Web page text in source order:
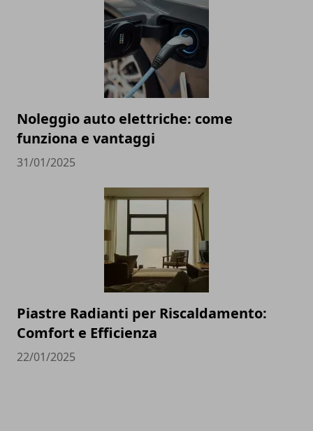
Noleggio auto elettriche: come
funziona e vantaggi
31/01/2025
Piastre Radianti per Riscaldamento:
Comfort e Efficienza
22/01/2025